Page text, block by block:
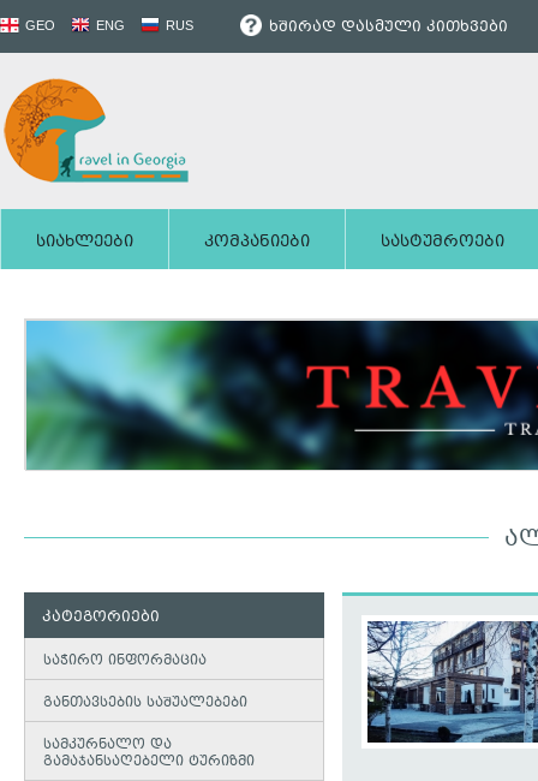
GEO ENG RUS ხშირად დასმული კითხვები
სიახლეები კომპანიები სასტუმროები
კატეგორიები
საჭირო ინფორმაცია
განთავსების საშუალებები
სამკურნალო და
გამაჯანსაღებელი ტურიზმი